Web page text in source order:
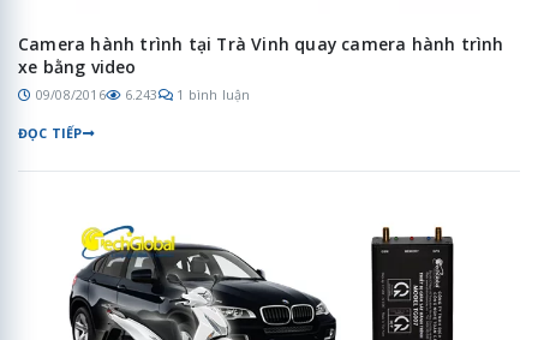
Camera hành trình tại Trà Vinh quay camera hành trình
xe bằng video
09/08/2016 6.243 1 bình luận
ĐỌC TIẾP